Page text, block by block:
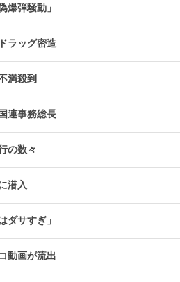
爆弾騒動」
ラッグ密造
満殺到
連事務総長
の数々
潜入
ダサすぎ」
動画が流出